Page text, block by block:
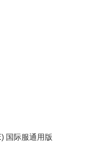
国际服通用版